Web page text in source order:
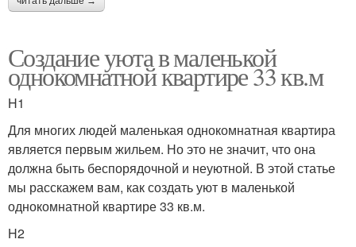
Создание уюта в маленькой
однокомнатной квартире 33 кв.м
H1
Для многих людей маленькая однокомнатная квартира
является первым жильем. Но это не значит, что она
должна быть беспорядочной и неуютной. В этой статье
мы расскажем вам, как создать уют в маленькой
однокомнатной квартире 33 кв.м.
H2